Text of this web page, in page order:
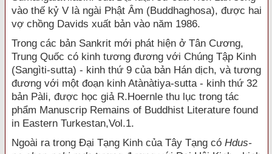
vào thế kỷ V là ngài Phật Âm (Buddhaghosa), được hai
vợ chồng Davids xuất bản vào năm 1986.
Trong các bản Sankrit mới phát hiện ở Tân Cương,
Trung Quốc có kinh tương đương với Chúng Tập Kinh
(Sangìti-sutta) - kinh thứ 9 của bản Hán dịch, và tương
đương với một đoạn kinh Atànàtiya-sutta - kinh thứ 32
bản Pàli, được học giả R.Hoernle thu lục trong tác
phẩm Manuscrip Remains of Buddhist Literature found
in Eastern Turkestan,Vol.1.
Ngoài ra trong Đại Tạng Kinh của Tây Tạng có Hdus-